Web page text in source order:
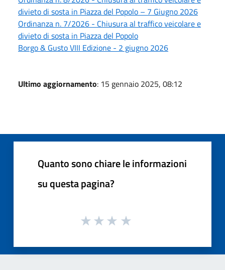
divieto di sosta in Piazza del Popolo – 7 Giugno 2026
Ordinanza n. 7/2026 - Chiusura al traffico veicolare e
divieto di sosta in Piazza del Popolo
Borgo & Gusto VIII Edizione - 2 giugno 2026
Ultimo aggiornamento: 15 gennaio 2025, 08:12
Quanto sono chiare le informazioni
su questa pagina?